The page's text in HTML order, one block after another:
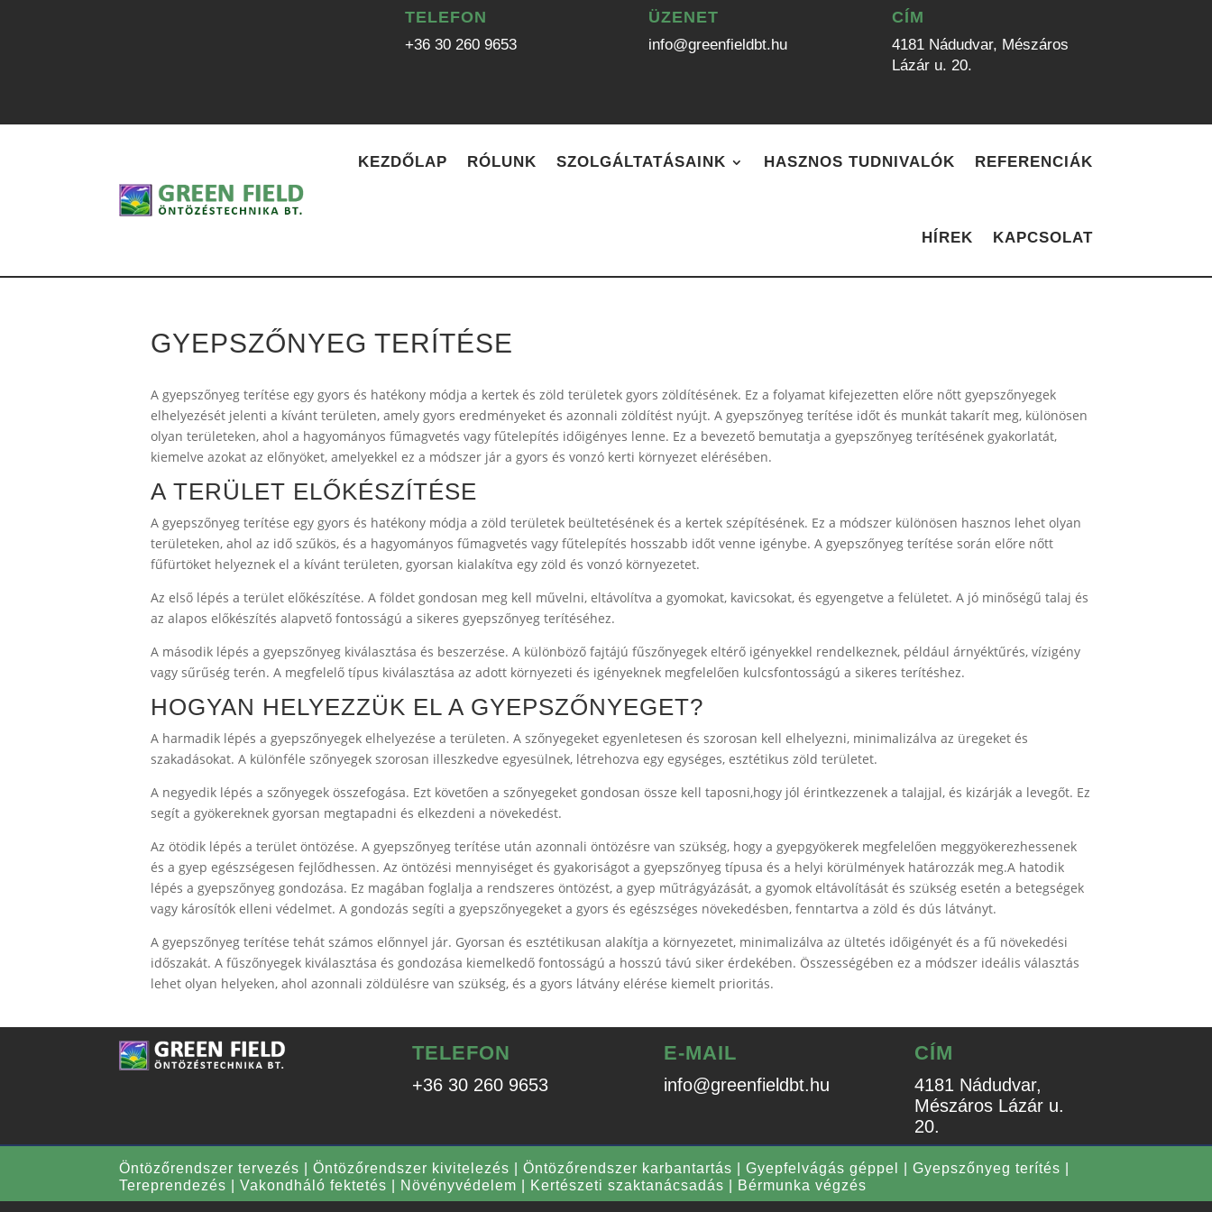
TELEFON
+36 30 260 9653
ÜZENET
info@greenfieldbt.hu
CÍM
4181 Nádudvar, Mészáros
Lázár u. 20.
KEZDŐLAP RÓLUNK SZOLGÁLTATÁSAINK HASZNOS TUDNIVALÓK REFERENCIÁK
HÍREK KAPCSOLAT
GYEPSZŐNYEG TERÍTÉSE
A gyepszőnyeg terítése egy gyors és hatékony módja a kertek és zöld területek gyors zöldítésének. Ez a folyamat kifejezetten előre nőtt gyepszőnyegek
elhelyezését jelenti a kívánt területen, amely gyors eredményeket és azonnali zöldítést nyújt. A gyepszőnyeg terítése időt és munkát takarít meg, különösen
olyan területeken, ahol a hagyományos fűmagvetés vagy fűtelepítés időigényes lenne. Ez a bevezető bemutatja a gyepszőnyeg terítésének gyakorlatát,
kiemelve azokat az előnyöket, amelyekkel ez a módszer jár a gyors és vonzó kerti környezet elérésében.
A TERÜLET ELŐKÉSZÍTÉSE
A gyepszőnyeg terítése egy gyors és hatékony módja a zöld területek beültetésének és a kertek szépítésének. Ez a módszer különösen hasznos lehet olyan
területeken, ahol az idő szűkös, és a hagyományos fűmagvetés vagy fűtelepítés hosszabb időt venne igénybe. A gyepszőnyeg terítése során előre nőtt
fűfürtöket helyeznek el a kívánt területen, gyorsan kialakítva egy zöld és vonzó környezetet.
Az első lépés a terület előkészítése. A földet gondosan meg kell művelni, eltávolítva a gyomokat, kavicsokat, és egyengetve a felületet. A jó minőségű talaj és
az alapos előkészítés alapvető fontosságú a sikeres gyepszőnyeg terítéséhez.
A második lépés a gyepszőnyeg kiválasztása és beszerzése. A különböző fajtájú fűszőnyegek eltérő igényekkel rendelkeznek, például árnyéktűrés, vízigény
vagy sűrűség terén. A megfelelő típus kiválasztása az adott környezeti és igényeknek megfelelően kulcsfontosságú a sikeres terítéshez.
HOGYAN HELYEZZÜK EL A GYEPSZŐNYEGET?
A harmadik lépés a gyepszőnyegek elhelyezése a területen. A szőnyegeket egyenletesen és szorosan kell elhelyezni, minimalizálva az üregeket és
szakadásokat. A különféle szőnyegek szorosan illeszkedve egyesülnek, létrehozva egy egységes, esztétikus zöld területet.
A negyedik lépés a szőnyegek összefogása. Ezt követően a szőnyegeket gondosan össze kell taposni,hogy jól érintkezzenek a talajjal, és kizárják a levegőt. Ez
segít a gyökereknek gyorsan megtapadni és elkezdeni a növekedést.
Az ötödik lépés a terület öntözése. A gyepszőnyeg terítése után azonnali öntözésre van szükség, hogy a gyepgyökerek megfelelően meggyökerezhessenek
és a gyep egészségesen fejlődhessen. Az öntözési mennyiséget és gyakoriságot a gyepszőnyeg típusa és a helyi körülmények határozzák meg.A hatodik
lépés a gyepszőnyeg gondozása. Ez magában foglalja a rendszeres öntözést, a gyep műtrágyázását, a gyomok eltávolítását és szükség esetén a betegségek
vagy károsítók elleni védelmet. A gondozás segíti a gyepszőnyegeket a gyors és egészséges növekedésben, fenntartva a zöld és dús látványt.
A gyepszőnyeg terítése tehát számos előnnyel jár. Gyorsan és esztétikusan alakítja a környezetet, minimalizálva az ültetés időigényét és a fű növekedési
időszakát. A fűszőnyegek kiválasztása és gondozása kiemelkedő fontosságú a hosszú távú siker érdekében. Összességében ez a módszer ideális választás
lehet olyan helyeken, ahol azonnali zöldülésre van szükség, és a gyors látvány elérése kiemelt prioritás.
TELEFON
+36 30 260 9653
E-MAIL
info@greenfieldbt.hu
CÍM
4181 Nádudvar,
Mészáros Lázár u.
20.
Öntözőrendszer tervezés Öntözőrendszer kivitelezés Öntözőrendszer karbantartás Gyepfelvágás géppel Gyepszőnyeg terítés
Tereprendezés
Vakondháló fektetés Növényvédelem Kertészeti szaktanácsadás
Bérmunka végzés